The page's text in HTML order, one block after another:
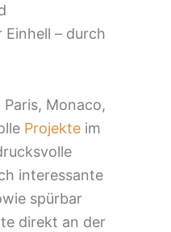
– durch
Monaco,
Projekte im
interessante
spürbar
direkt an der